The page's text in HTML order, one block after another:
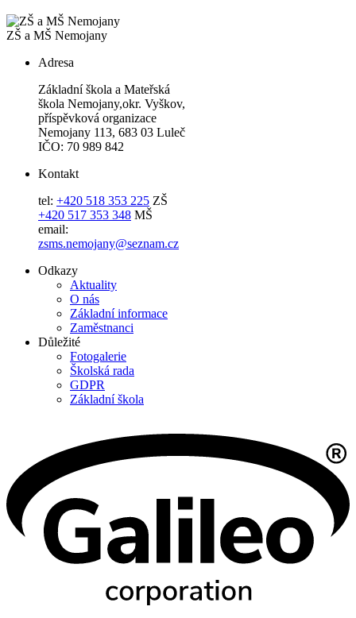
ZŠ a MŠ Nemojany
Adresa
Základní škola a Mateřská
škola Nemojany,okr. Vyškov,
příspěvková organizace
Nemojany 113, 683 03 Luleč
IČO: 70 989 842
Kontakt
tel: +420 518 353 225 ZŠ
+420 517 353 348 MŠ
email:
zsms.nemojany@seznam.cz
Odkazy
Aktuality
O nás
Základní informace
Zaměstnanci
Důležité
Fotogalerie
Školská rada
GDPR
Základní škola